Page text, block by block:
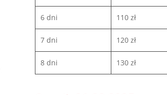
6 dni 110 zł
7 dni 120 zł
8 dni 130 zł